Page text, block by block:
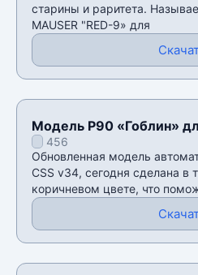
старины и раритета.
MAUSER "RED-9» для
Модель P90 «Гоблин»
456
Обновленная модель
CSS v34, сегодня сделана в
коричневом цвете, что